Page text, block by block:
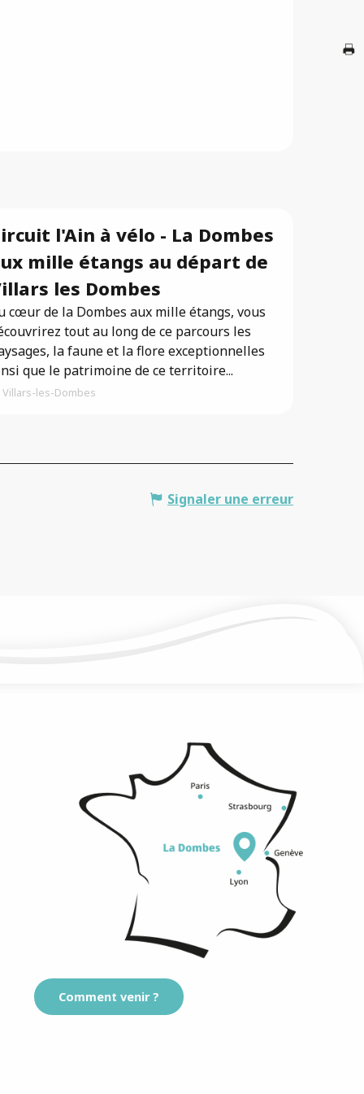
l'Ain à vélo - La Dombes
mille étangs au départ de
les Dombes
cœur de la Dombes aux mille étangs, vous
tout au long de ce parcours les
la faune et la flore exceptionnelles
que le patrimoine de ce territoire...
Villars-les-Dombes
Signaler une erreur
Comment venir ?